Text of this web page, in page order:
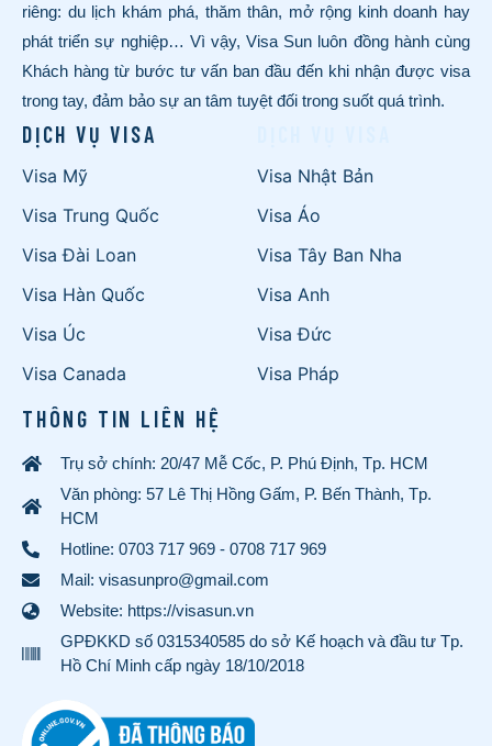
riêng: du lịch khám phá, thăm thân, mở rộng kinh doanh hay
phát triển sự nghiệp… Vì vậy, Visa Sun luôn đồng hành cùng
Khách hàng từ bước tư vấn ban đầu đến khi nhận được visa
trong tay, đảm bảo sự an tâm tuyệt đối trong suốt quá trình.
DỊCH VỤ VISA
Visa Mỹ
Visa Trung Quốc
Visa Đài Loan
Visa Hàn Quốc
Visa Úc
Visa Canada
Visa Nhật Bản
Visa Áo
Visa Tây Ban Nha
Visa Anh
Visa Đức
Visa Pháp
THÔNG TIN LIÊN HỆ
Trụ sở chính: 20/47 Mễ Cốc, P. Phú Định, Tp. HCM
Văn phòng: 57 Lê Thị Hồng Gấm, P. Bến Thành, Tp.
HCM
Hotline: 0703 717 969 - 0708 717 969
Mail: visasunpro@gmail.com
Website: https://visasun.vn
GPĐKKD số 0315340585 do sở Kế hoạch và đầu tư Tp.
Hồ Chí Minh cấp ngày 18/10/2018